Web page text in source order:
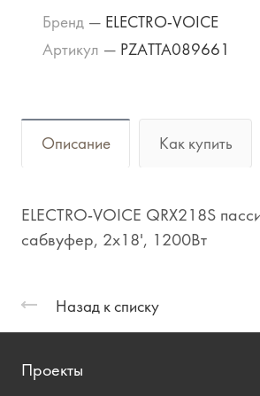
Бренд — ELECTRO-VOICE
Артикул — PZATTA089661
Описание Как купить
ELECTRO-VOICE QRX218S
сабвуфер, 2x18', 1200Вт
Назад к списку
Проекты